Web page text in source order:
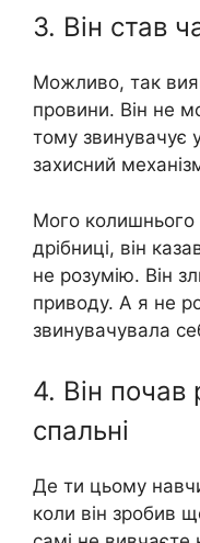
3. Він став
Можливо, так
провини. Він не
тому звинувачує
захисний
Мого колишнього
дрібниці, він
не розумію. Він
приводу. А я не
звинувачувала
4. Він
спальні
Де ти цьому
коли він зробив